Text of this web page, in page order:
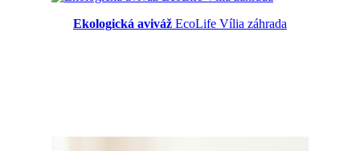
Ekologická aviváž EcoLife Vília záhrada